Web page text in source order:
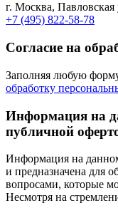
г. Москва, Павловская
+7 (495) 822-58-78
Согласие на
Заполняя любую форму
обработку
Информация на
публичной
Информация на
и предназначена для
вопросами, которые
Несмотря на